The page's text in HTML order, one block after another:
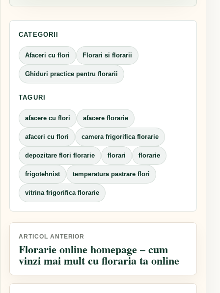
CATEGORII
Afaceri cu flori Florari si florarii
Ghiduri practice pentru florarii
TAGURI
afacere cu flori afacere florarie
afaceri cu flori camera frigorifica florarie
depozitare flori florarie florari florarie
frigotehnist temperatura pastrare flori
vitrina frigorifica florarie
Navigare
în
articole
ARTICOL ANTERIOR
Florarie online homepage – cum
vinzi mai mult cu floraria ta online